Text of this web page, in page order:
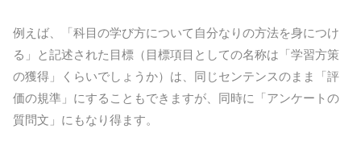
例えば、「科目の学び方について自分なりの方法を身につけ
る」と記述された目標（目標項目としての名称は「学習方策
の獲得」くらいでしょうか）は、同じセンテンスのまま「評
価の規準」にすることもできますが、同時に「アンケートの
質問文」にもなり得ます。